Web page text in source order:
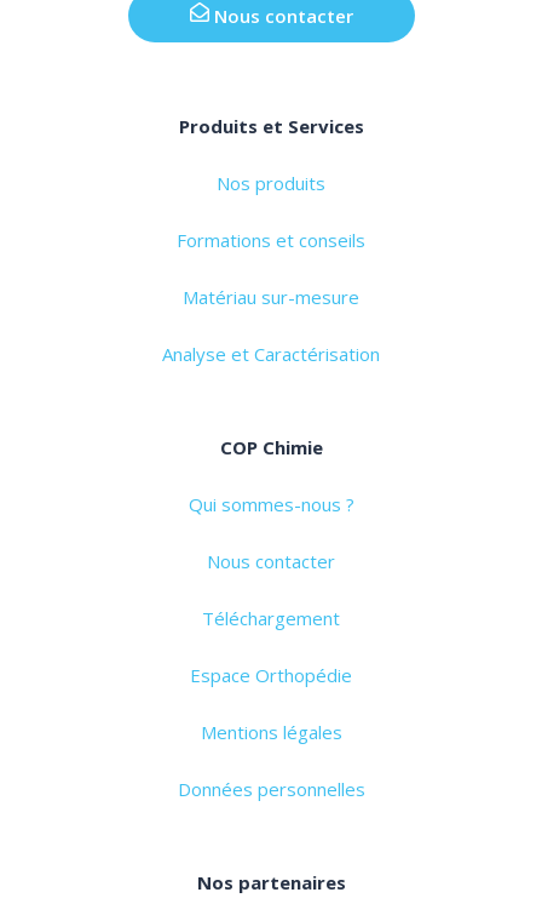
Nous contacter
Produits et Services
Nos produits
Formations et conseils
Matériau sur-mesure
Analyse et Caractérisation
COP Chimie
Qui sommes-nous ?
Nous contacter
Téléchargement
Espace Orthopédie
Mentions légales
Données personnelles
Nos partenaires